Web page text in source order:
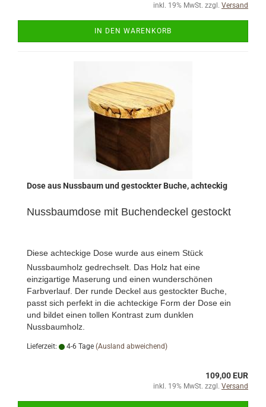
inkl. 19% MwSt. zzgl. Versand
IN DEN WARENKORB
Dose aus Nussbaum und gestockter Buche, achteckig
Nussbaumdose mit Buchendeckel gestockt
Diese achteckige Dose wurde aus einem Stück
Nussbaumholz gedrechselt. Das Holz hat eine
einzigartige Maserung und einen wunderschönen
Farbverlauf. Der runde Deckel aus gestockter Buche,
passt sich perfekt in die achteckige Form der Dose ein
und bildet einen tollen Kontrast zum dunklen
Nussbaumholz.
Lieferzeit: 4-6 Tage (Ausland abweichend)
109,00 EUR
inkl. 19% MwSt. zzgl. Versand